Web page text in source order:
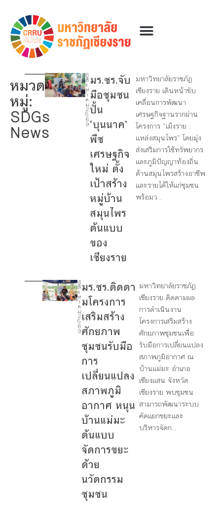
หมวด
หมู่:
SDGs
News
6
สิ
ง
ห
า
ค
ม
2
5
6
9
มร.ชร.จับ
มือชุมชน
ปั้น
‘บุนนาค’
พืช
เศรษฐกิจ
ใหม่ ตั้ง
เป้าสร้าง
หมู่บ้าน
สมุนไพร
ต้นแบบ
ของ
เชียงราย
มหาวิทยาลัยราชภัฏ
เชียงราย เดินหน้าขับ
เคลื่อนการพัฒนา
เศรษฐกิจฐานรากผ่าน
โครงการ “เม็งราย :
แหล่งสมุนไพร” โดยมุ่ง
ส่งเสริมการใช้ทรัพยากร
และภูมิปัญญาท้องถิ่น
ด้านสมุนไพรสร้างอาชีพ
และรายได้ให้แก่ชุมชน
พร้อมว...
4
สิ
ง
ห
า
ค
ม
2
5
6
9
มร.ชร.ติดตา
มโครงการ
เสริมสร้าง
ศักยภาพ
ชุมชนรับมือ
การ
เปลี่ยนแปลง
สภาพภูมิ
อากาศ หนุน
บ้านแม่มะ
ต้นแบบ
จัดการขยะ
ด้วย
นวัตกรรม
ชุมชน
มหาวิทยาลัยราชภัฏ
เชียงราย ติดตามผล
การดำเนินงาน
โครงการเสริมสร้าง
ศักยภาพชุมชนเพื่อ
รับมือการเปลี่ยนแปลง
สภาพภูมิอากาศ ณ
บ้านแม่มะ อำเภอ
เชียงแสน จังหวัด
เชียงราย พบชุมชน
สามารถพัฒนาระบบ
คัดแยกขยะและ
บริหารจัดก...